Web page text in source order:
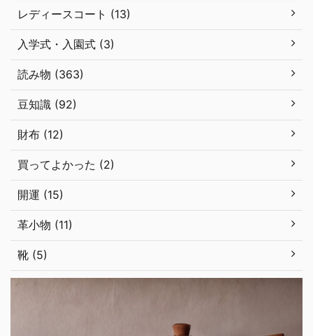
レディースコート (13)
入学式・入園式 (3)
読み物 (363)
豆知識 (92)
財布 (12)
買ってよかった (2)
開運 (15)
革小物 (11)
靴 (5)